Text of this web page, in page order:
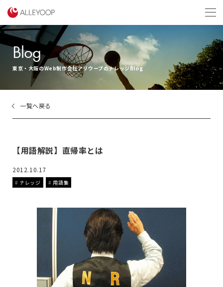
Blog
東京・大阪のWeb制作会社アリウープのナレッジBlog
一覧へ戻る
【用語解説】直帰率とは
2012.10.17
ナレッジ 用語集